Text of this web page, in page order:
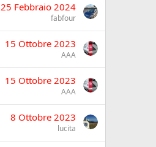
25 Febbraio 2024
fabfour
15 Ottobre 2023
AAA
15 Ottobre 2023
AAA
8 Ottobre 2023
lucita